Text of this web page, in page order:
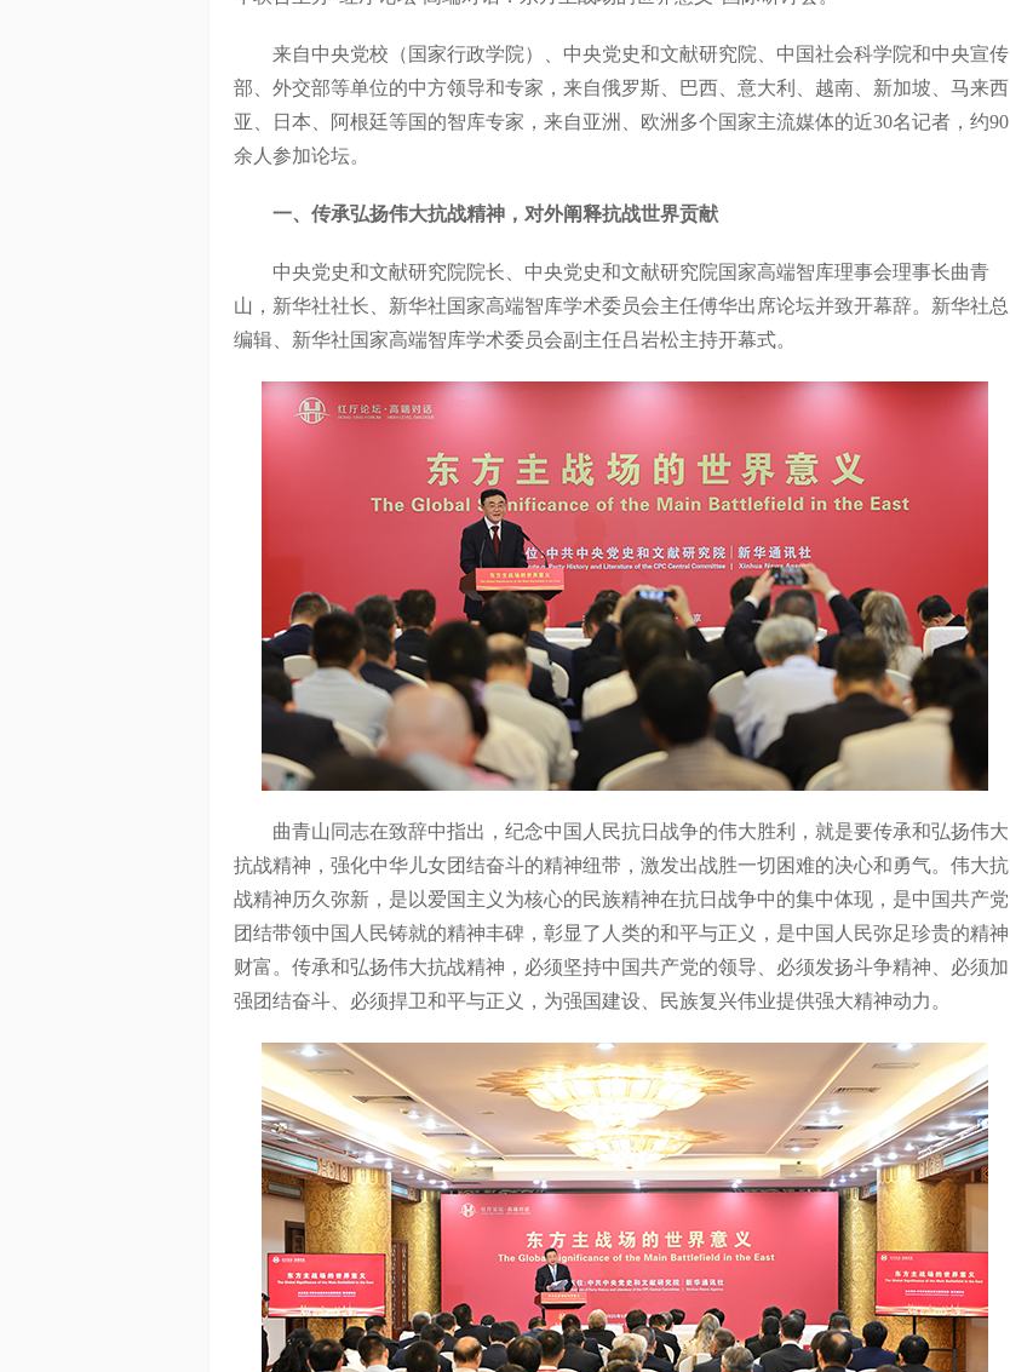
来自中央党校（国家行政学院）、中央党史和文献研究院、中国社会科学院和中央宣传
部、外交部等单位的中方领导和专家，来自俄罗斯、巴西、意大利、越南、新加坡、马来西
亚、日本、阿根廷等国的智库专家，来自亚洲、欧洲多个国家主流媒体的近30名记者，约90
余人参加论坛。
一、传承弘扬伟大抗战精神，对外阐释抗战世界贡献
中央党史和文献研究院院长、中央党史和文献研究院国家高端智库理事会理事长曲青
山，新华社社长、新华社国家高端智库学术委员会主任傅华出席论坛并致开幕辞。新华社总
编辑、新华社国家高端智库学术委员会副主任吕岩松主持开幕式。
曲青山同志在致辞中指出，纪念中国人民抗日战争的伟大胜利，就是要传承和弘扬伟大
抗战精神，强化中华儿女团结奋斗的精神纽带，激发出战胜一切困难的决心和勇气。伟大抗
战精神历久弥新，是以爱国主义为核心的民族精神在抗日战争中的集中体现，是中国共产党
团结带领中国人民铸就的精神丰碑，彰显了人类的和平与正义，是中国人民弥足珍贵的精神
财富。传承和弘扬伟大抗战精神，必须坚持中国共产党的领导、必须发扬斗争精神、必须加
强团结奋斗、必须捍卫和平与正义，为强国建设、民族复兴伟业提供强大精神动力。